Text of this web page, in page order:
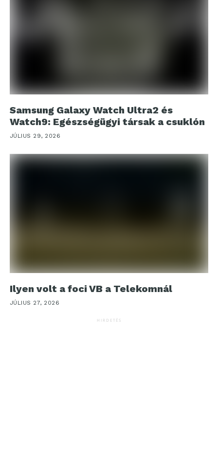
Samsung Galaxy Watch Ultra2 és
Watch9: Egészségügyi társak a csuklón
JÚLIUS 29, 2026
Ilyen volt a foci VB a Telekomnál
JÚLIUS 27, 2026
HIRDETÉS